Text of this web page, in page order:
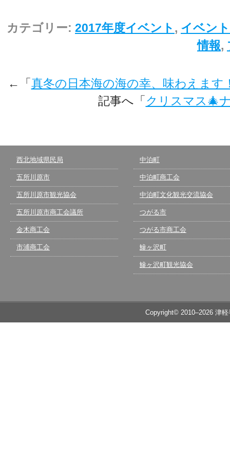
カテゴリー: 2017年度イベント , イベント
情報,
←「真冬の日本海の海の幸、味わえます
記事へ「クリスマス🎄
西北地域県民局
五所川原市
五所川原市観光協会
五所川原市商工会議所
金木商工会
市浦商工会
中泊町
中泊町商工会
中泊町文化観光交流協会
つがる市
つがる市商工会
鰺ヶ沢町
鰺ヶ沢町観光協会
Copyright© 2010–2026 津